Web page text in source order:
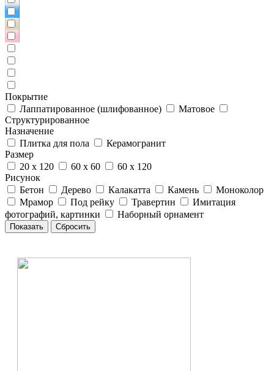
Покрытие
Лаппатированное (шлифованное)
Матовое
Структурированное
Назначение
Плитка для пола
Керамогранит
Размер
20 x 120
60 x 60
60 x 120
Рисунок
Бетон
Дерево Калакатта Камень
Моноколор
Мрамор
Под рейку Травертин
Имитация
фотографий, картинки
Наборный орнамент